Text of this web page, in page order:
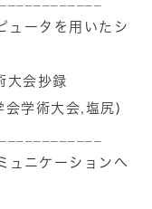
ュータを用いたシ
大会抄録
学術大会,塩尻)
ュニケーションへ